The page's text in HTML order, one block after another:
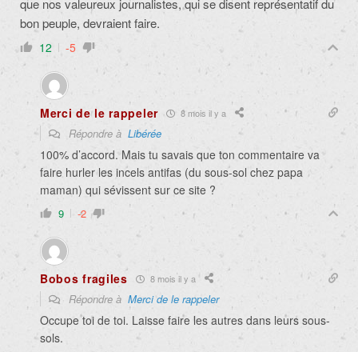
que nos valeureux journalistes, qui se disent représentatif du
bon peuple, devraient faire.
12 -5
Merci de le rappeler 8 mois il y a
Répondre à Libérée
100% d’accord. Mais tu savais que ton commentaire va
faire hurler les incels antifas (du sous-sol chez papa
maman) qui sévissent sur ce site ?
9 -2
Bobos fragiles 8 mois il y a
Répondre à Merci de le rappeler
Occupe toi de toi. Laisse faire les autres dans leurs sous-
sols.